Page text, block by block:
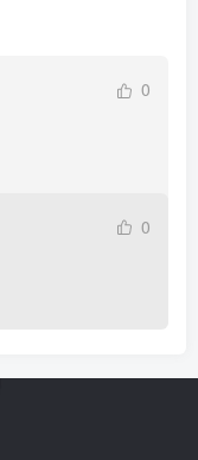
0
0